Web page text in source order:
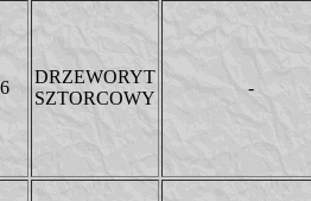
DRZEWORYT
SZTORCOWY
-